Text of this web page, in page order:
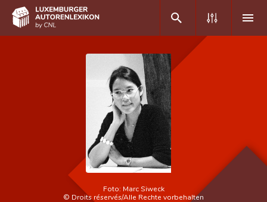
Erweiterte Suche
Häufige Fragen und Antworten
Foto: Marc Siweck
© Droits réservés/Alle Rechte vorbehalten